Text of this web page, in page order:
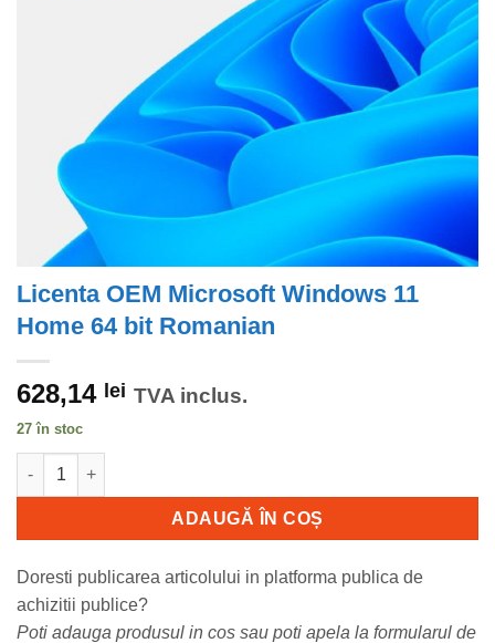
Licenta OEM Microsoft Windows 11
Home 64 bit Romanian
628,14 lei TVA inclus.
27 în stoc
Cantitate Licenta OEM Microsoft Windows 11 Home 64 bit
ADAUGĂ ÎN COȘ
Doresti publicarea articolului in platforma publica de
achizitii publice?
Poti adauga produsul in cos sau poti apela la formularul de